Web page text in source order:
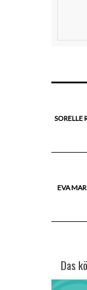
SORELLE
EVA
Das